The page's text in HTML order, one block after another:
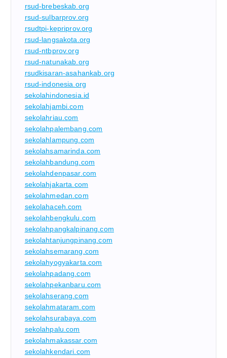
rsud-brebeskab.org
rsud-sulbarprov.org
rsudtpi-kepriprov.org
rsud-langsakota.org
rsud-ntbprov.org
rsud-natunakab.org
rsudkisaran-asahankab.org
rsud-indonesia.org
sekolahindonesia.id
sekolahjambi.com
sekolahriau.com
sekolahpalembang.com
sekolahlampung.com
sekolahsamarinda.com
sekolahbandung.com
sekolahdenpasar.com
sekolahjakarta.com
sekolahmedan.com
sekolahaceh.com
sekolahbengkulu.com
sekolahpangkalpinang.com
sekolahtanjungpinang.com
sekolahsemarang.com
sekolahyogyakarta.com
sekolahpadang.com
sekolahpekanbaru.com
sekolahserang.com
sekolahmataram.com
sekolahsurabaya.com
sekolahpalu.com
sekolahmakassar.com
sekolahkendari.com